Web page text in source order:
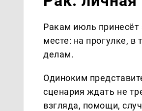
Ракам июль
месте: на прогулке, в
делам.
Одиноким
сценария ждать не
взгляда, помощи,